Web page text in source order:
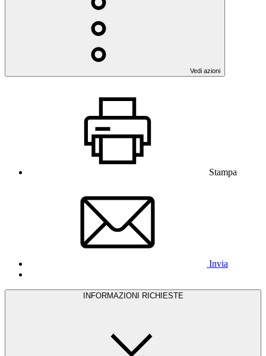
Vedi azioni
Stampa
Invia
INFORMAZIONI RICHIESTE